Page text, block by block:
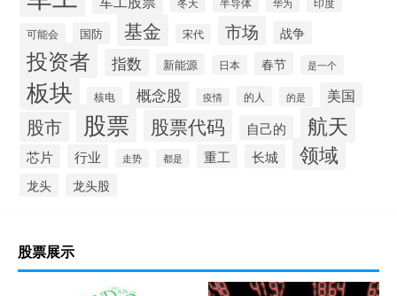
华为
可能会 国防 基金 宋代 市场 战争
投资者 指数 新能源 日本 春节 是一个
板块 核电 概念股 疫情 的人 的是 美国
股市 股票 股票代码 自己的 航天
芯片 行业 走势 都是 重工 长城 领域
龙头 龙头股
股票展示